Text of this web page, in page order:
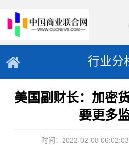
行业分
美国副财长：加密
要更多
时间：2022-02-08 06:02:03